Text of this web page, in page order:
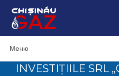
Меню
INVESTIȚIILE SRL